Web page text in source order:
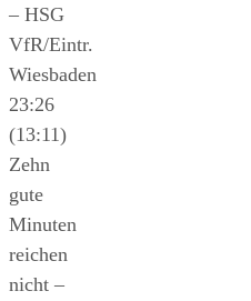
– HSG
VfR/Eintr.
Wiesbaden
23:26
(13:11)
Zehn
gute
Minuten
reichen
nicht –